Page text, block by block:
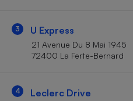
3 U Express
21 Avenue Du 8 Mai 1945
72400 La Ferte-Bernard
4 Leclerc Drive